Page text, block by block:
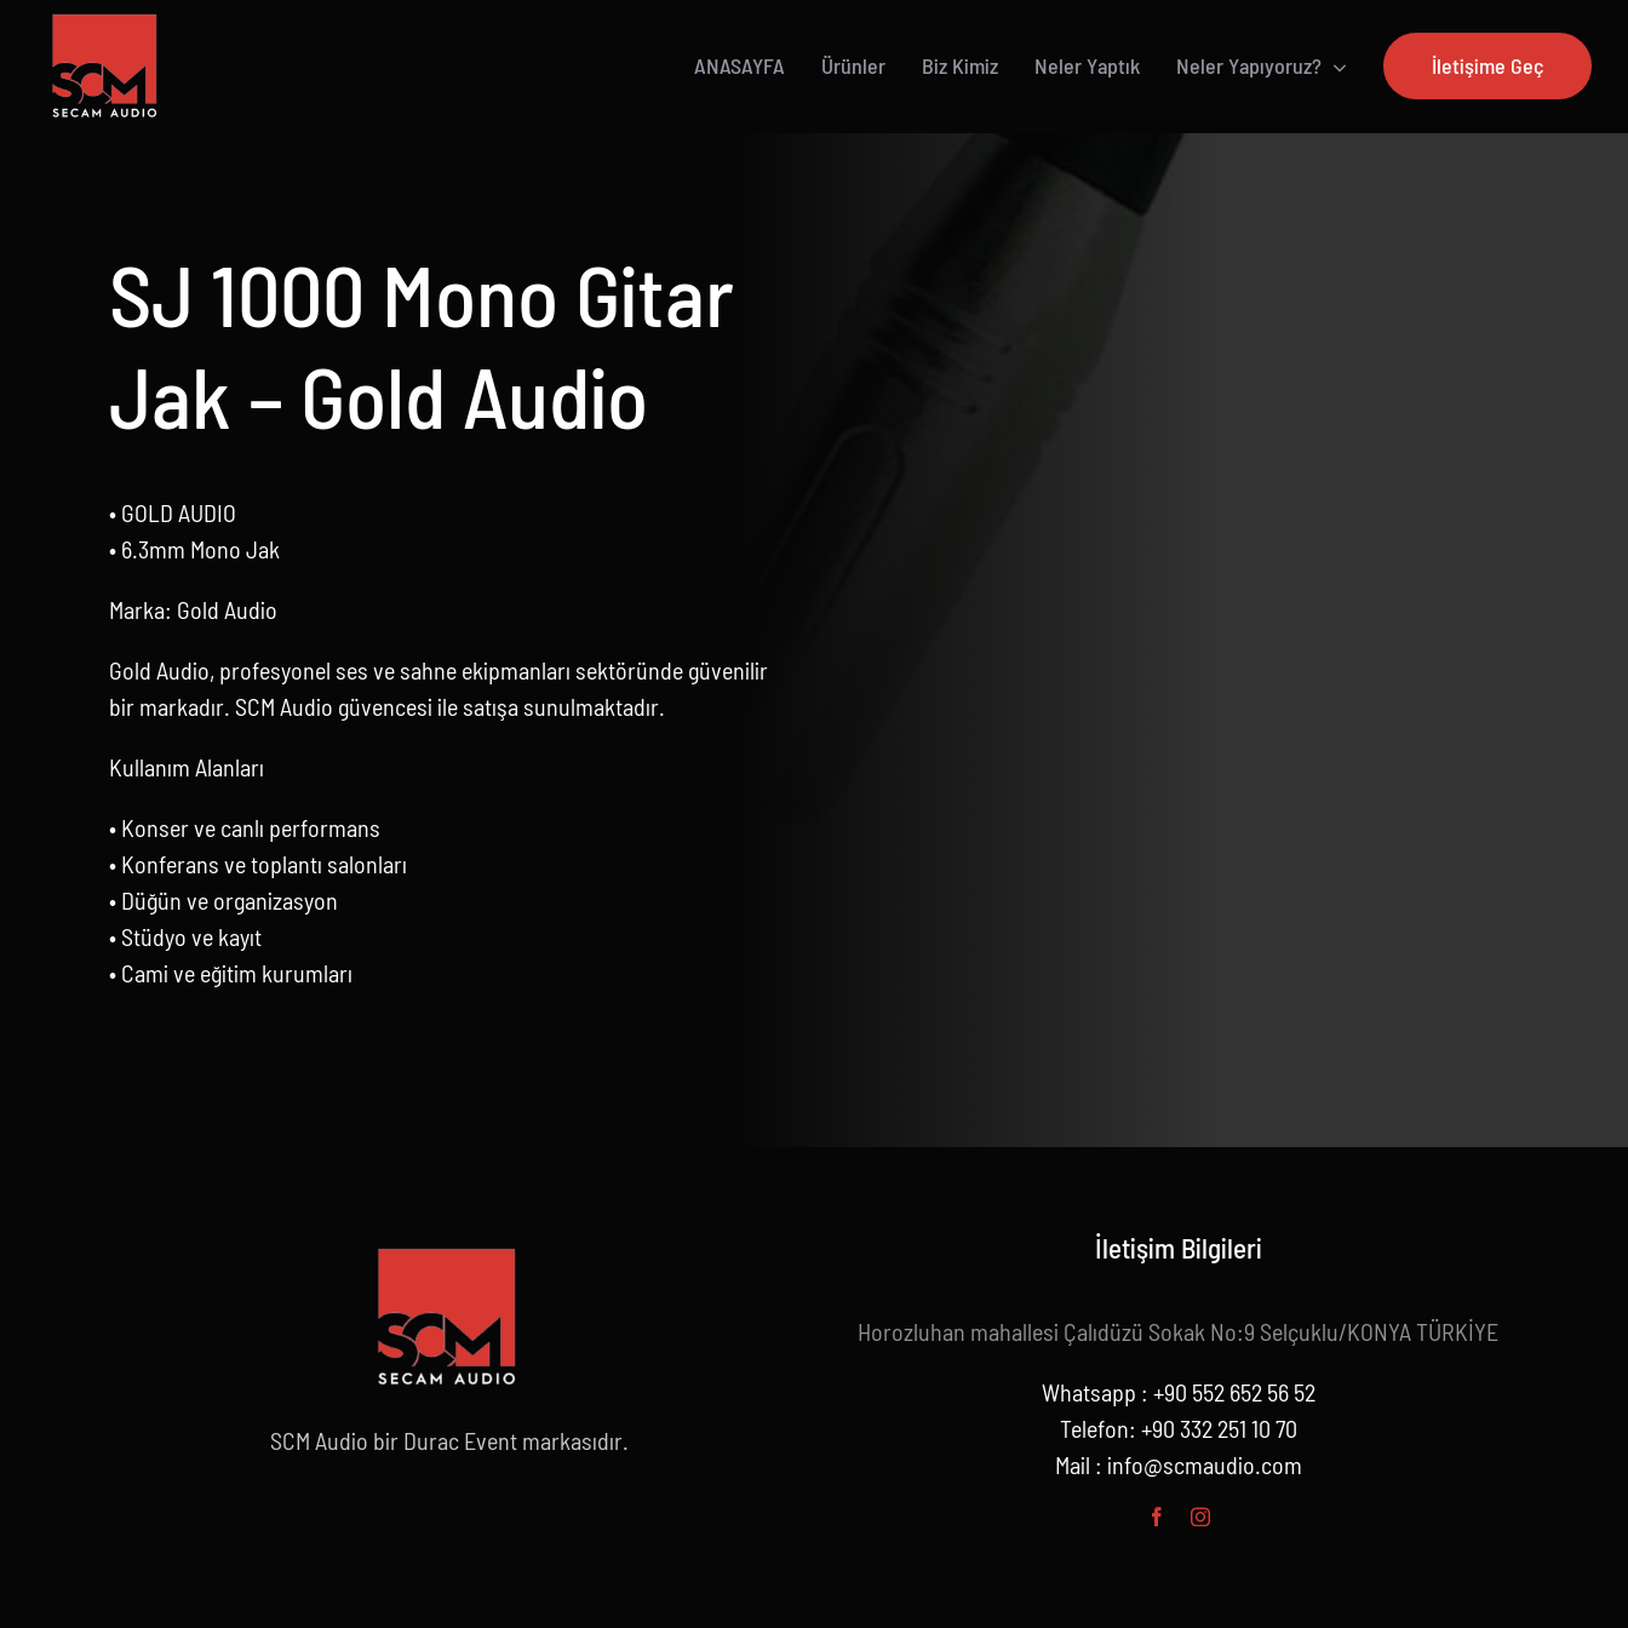
content
ANASAYFA Ürünler Biz Kimiz Neler Yaptık Neler Yapıyoruz? İletişime Geç
SJ 1000 Mono Gitar
Jak – Gold Audio
• GOLD AUDIO
• 6.3mm Mono Jak
Marka: Gold Audio
Gold Audio, profesyonel ses ve sahne ekipmanları sektöründe güvenilir
bir markadır. SCM Audio güvencesi ile satışa sunulmaktadır.
Kullanım Alanları
• Konser ve canlı performans
• Konferans ve toplantı salonları
• Düğün ve organizasyon
• Stüdyo ve kayıt
• Cami ve eğitim kurumları
SCM Audio bir Durac Event markasıdır.
İletişim Bilgileri
Horozluhan mahallesi Çalıdüzü Sokak No:9 Selçuklu/KONYA TÜRKİYE
Whatsapp : +90 552 652 56 52
Telefon: +90 332 251 10 70
Mail : info@scmaudio.com